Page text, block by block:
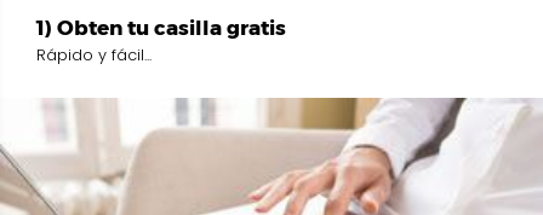
1) Obten tu casilla gratis
Rápido y fácil...